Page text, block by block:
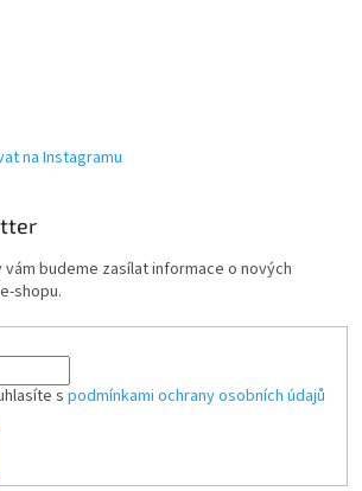
na Instagramu
vám budeme zasílat informace o nových
shopu.
s podmínkami ochrany osobních údajů